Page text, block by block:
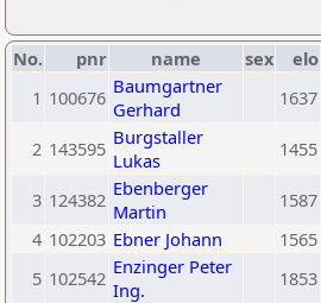
No. pnr name sex elo
1 100676 Baumgartner
Gerhard
1637
2 143595 Burgstaller
Lukas
1455
3 124382 Ebenberger
Martin
1587
4 102203 Ebner Johann 1565
5 102542 Enzinger Peter
Ing.
1853